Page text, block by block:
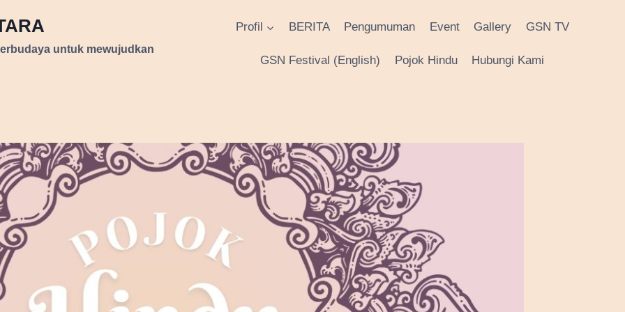
untuk mewujudkan
Profil BERITA Pengumuman Event Gallery GSN TV
GSN Festival (English) Pojok Hindu Hubungi Kami